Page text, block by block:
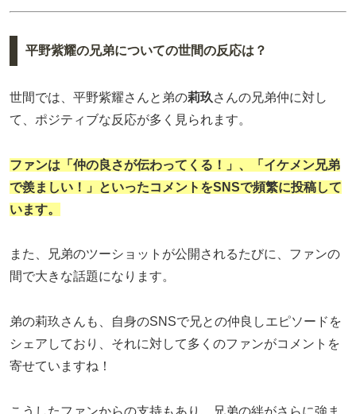
平野紫耀の兄弟についての世間の反応は？
世間では、平野紫耀さんと弟の莉玖 さんの兄弟仲に対し
て、ポジティブな反応が多く見られます。
ファンは「仲の良さが伝わってくる！」、「イケメン兄弟
で羨ましい！」といったコメントをSNSで頻繁に投稿して
います。
また、兄弟のツーショットが公開されるたびに、ファンの
間で大きな話題になります。
弟の莉玖さんも、自身のSNSで兄との仲良しエピソードを
シェアしており、それに対して多くのファンがコメントを
寄せていますね！
こうしたファンからの支持もあり、兄弟の絆がさらに強ま